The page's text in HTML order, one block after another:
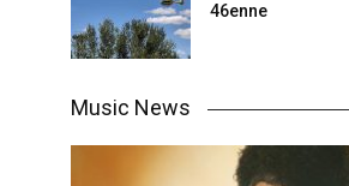
46enne
Music News